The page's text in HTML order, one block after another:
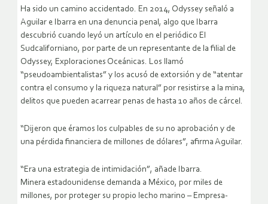
Ha sido un camino accidentado. En 2014, Odyssey señaló a
Aguilar e Ibarra en una denuncia penal, algo que Ibarra
descubrió cuando leyó un artículo en el periódico El
Sudcaliforniano, por parte de un representante de la filial de
Odyssey, Exploraciones Oceánicas. Los llamó
“pseudoambientalistas” y los acusó de extorsión y de “atentar
contra el consumo y la riqueza natural” por resistirse a la mina,
delitos que pueden acarrear penas de hasta 10 años de cárcel.
“Dijeron que éramos los culpables de su no aprobación y de
una pérdida financiera de millones de dólares”, afirma Aguilar.
“Era una estrategia de intimidación”, añade Ibarra.
Minera estadounidense demanda a México, por miles de
millones, por proteger su propio lecho marino – Empresa-